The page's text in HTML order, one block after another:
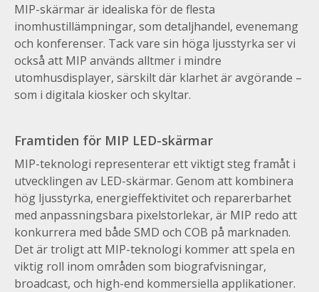
MIP-skärmar är idealiska för de flesta
inomhustillämpningar, som detaljhandel, evenemang
och konferenser. Tack vare sin höga ljusstyrka ser vi
också att MIP används alltmer i mindre
utomhusdisplayer, särskilt där klarhet är avgörande –
som i digitala kiosker och skyltar.
Framtiden för MIP LED-skärmar
MIP-teknologi representerar ett viktigt steg framåt i
utvecklingen av LED-skärmar. Genom att kombinera
hög ljusstyrka, energieffektivitet och reparerbarhet
med anpassningsbara pixelstorlekar, är MIP redo att
konkurrera med både SMD och COB på marknaden.
Det är troligt att MIP-teknologi kommer att spela en
viktig roll inom områden som biografvisningar,
broadcast, och high-end kommersiella applikationer.